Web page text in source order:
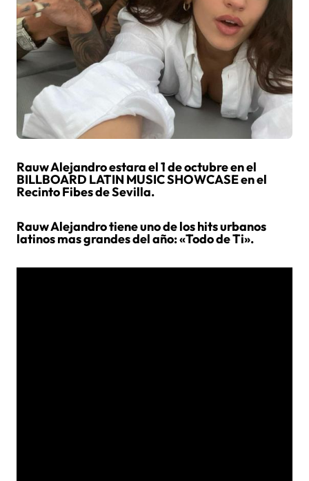
Rauw Alejandro estara el 1 de octubre en el
BILLBOARD LATIN MUSIC SHOWCASE en el
Recinto Fibes de Sevilla.
Rauw Alejandro tiene uno de los hits urbanos
latinos mas grandes del año: «Todo de Ti».